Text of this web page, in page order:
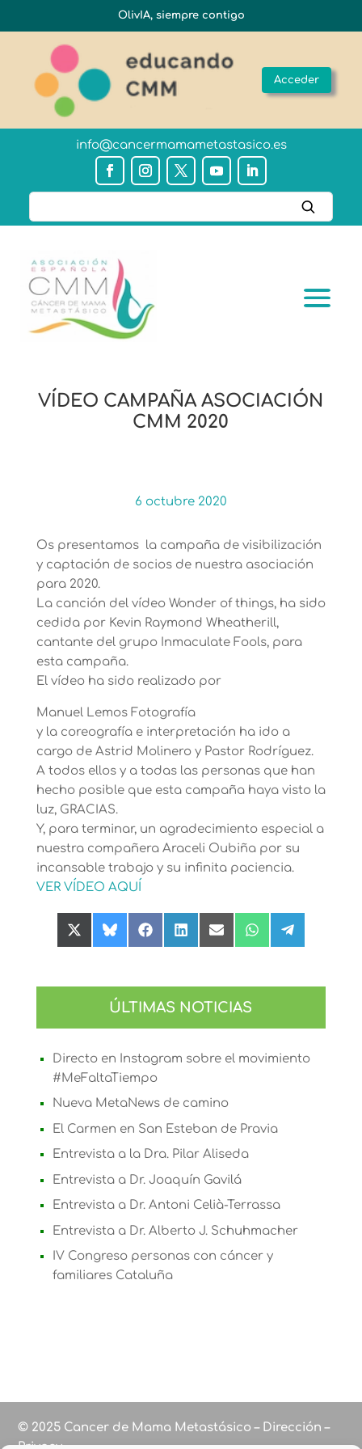
OlivIA, siempre contigo
Acceder
info@cancermamametastasico.es
VÍDEO CAMPAÑA ASOCIACIÓN
CMM 2020
6 octubre 2020
Os presentamos la campaña de visibilización
y captación de socios de nuestra asociación
para 2020.
La canción del vídeo Wonder of things, ha sido
cedida por Kevin Raymond Wheatherill,
cantante del grupo Inmaculate Fools, para
esta campaña.
El vídeo ha sido realizado por
Manuel Lemos Fotografía
y la coreografía e interpretación ha ido a
cargo de Astrid Molinero y Pastor Rodríguez.
A todos ellos y a todas las personas que han
hecho posible que esta campaña haya visto la
luz, GRACIAS.
Y, para terminar, un agradecimiento especial a
nuestra compañera Araceli Oubiña por su
incansable trabajo y su infinita paciencia.
VER VÍDEO AQUÍ
Compartir
en
Compartir
en
Compartir
en
Compartir
en
Compartir
en
Compartir
en
Compartir
en
ÚLTIMAS NOTICIAS
Directo en Instagram sobre el movimiento
#MeFaltaTiempo
Nueva MetaNews de camino
El Carmen en San Esteban de Pravia
Entrevista a la Dra. Pilar Aliseda
Entrevista a Dr. Joaquín Gavilá
Entrevista a Dr. Antoni Celià-Terrassa
Entrevista a Dr. Alberto J. Schuhmacher
IV Congreso personas con cáncer y
familiares Cataluña
© 2025 Cancer de Mama Metastásico – Dirección –